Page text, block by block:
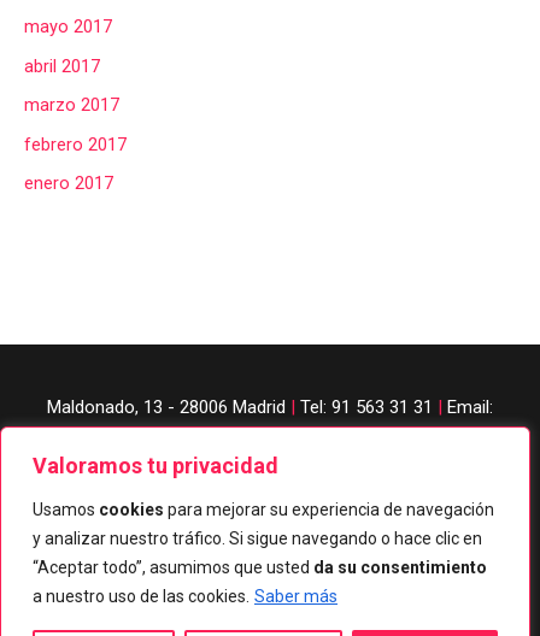
Valoramos tu privacidad
Usamos cookies para mejorar su experiencia de navegación
y analizar nuestro tráfico. Si sigue navegando o hace clic en
“Aceptar todo”, asumimos que usted da su consentimiento
a nuestro uso de las cookies. Saber más
mayo 2017
abril 2017
marzo 2017
febrero 2017
enero 2017
Maldonado, 13 - 28006 Madrid | Tel: 91 563 31 31 | Email:
Aviso legal | Privacidad | Cookies